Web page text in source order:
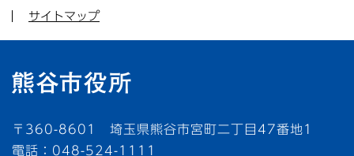
サイトマップ
〒360-8601 埼玉県熊谷市宮町二丁目47番地1
電話：048-524-1111